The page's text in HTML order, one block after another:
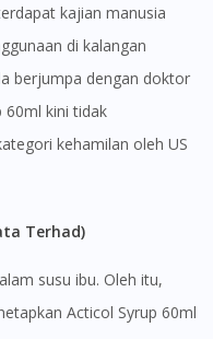
kajian manusia
di kalangan
berjumpa dengan doktor
60ml kini tidak
kehamilan oleh US
Terhad)
susu ibu. Oleh itu,
Acticol Syrup 60ml